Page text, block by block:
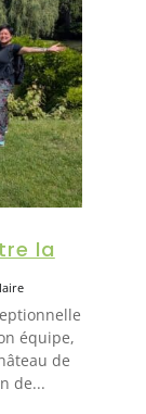
la
équipe,
de
de...